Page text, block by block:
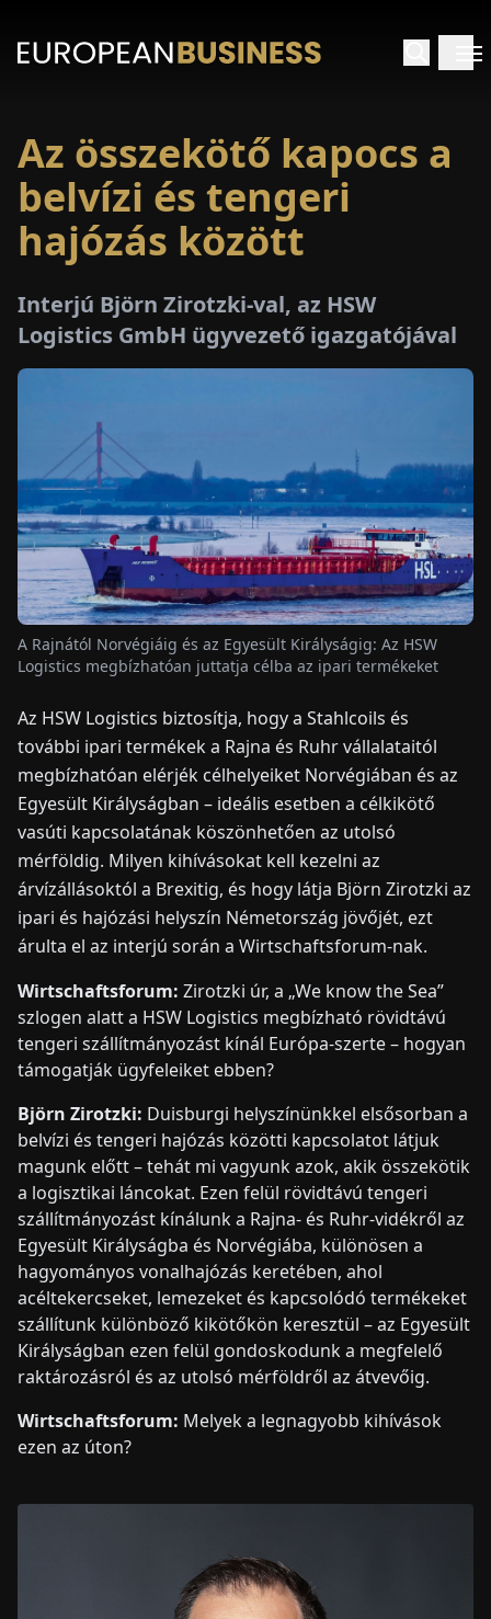
HÍREK
EN IT
KAPCSOLAT
Az összekötő kapocs a
belvízi és tengeri
hajózás között
Interjú Björn Zirotzki-val, az HSW
Logistics GmbH ügyvezető igazgatójával
A Rajnától Norvégiáig és az Egyesült Királyságig: Az HSW
Logistics megbízhatóan juttatja célba az ipari termékeket
Az HSW Logistics biztosítja, hogy a Stahlcoils és
további ipari termékek a Rajna és Ruhr vállalataitól
megbízhatóan elérjék célhelyeiket Norvégiában és az
Egyesült Királyságban – ideális esetben a célkikötő
vasúti kapcsolatának köszönhetően az utolsó
mérföldig. Milyen kihívásokat kell kezelni az
árvízállásoktól a Brexitig, és hogy látja Björn Zirotzki az
ipari és hajózási helyszín Németország jövőjét, ezt
árulta el az interjú során a Wirtschaftsforum-nak.
Wirtschaftsforum: Zirotzki úr, a „We know the Sea”
szlogen alatt a HSW Logistics megbízható rövidtávú
tengeri szállítmányozást kínál Európa-szerte – hogyan
támogatják ügyfeleiket ebben?
Björn Zirotzki: Duisburgi helyszínünkkel elsősorban a
belvízi és tengeri hajózás közötti kapcsolatot látjuk
magunk előtt – tehát mi vagyunk azok, akik összekötik
a logisztikai láncokat. Ezen felül rövidtávú tengeri
szállítmányozást kínálunk a Rajna- és Ruhr-vidékről az
Egyesült Királyságba és Norvégiába, különösen a
hagyományos vonalhajózás keretében, ahol
acéltekercseket, lemezeket és kapcsolódó termékeket
szállítunk különböző kikötőkön keresztül – az Egyesült
Királyságban ezen felül gondoskodunk a megfelelő
raktározásról és az utolsó mérföldről az átvevőig.
Wirtschaftsforum: Melyek a legnagyobb kihívások
ezen az úton?